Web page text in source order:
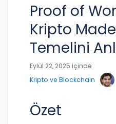
Proof of
Kripto
Temelini
Eylül 22, 2025 içinde
Kripto ve Blockchain
Özet